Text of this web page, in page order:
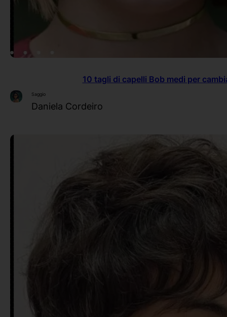
10 tagli di capelli Bob medi per
Saggio
Daniela Cordeiro